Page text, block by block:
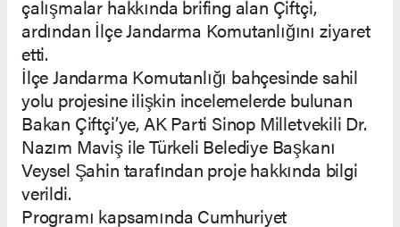
çalışmalar hakkında brifing alan Çiftçi,
ardından İlçe Jandarma Komutanlığını ziyaret
etti.
İlçe Jandarma Komutanlığı bahçesinde sahil
yolu projesine ilişkin incelemelerde bulunan
Bakan Çiftçi’ye, AK Parti Sinop Milletvekili Dr.
Nazım Maviş ile Türkeli Belediye Başkanı
Veysel Şahin tarafından proje hakkında bilgi
verildi.
Programı kapsamında Cumhuriyet